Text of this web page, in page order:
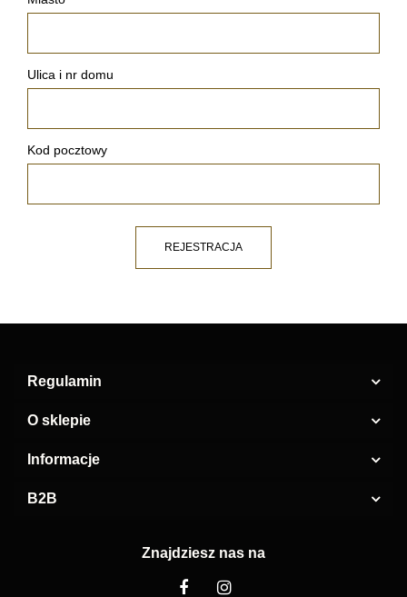
Ulica i nr domu
Kod pocztowy
REJESTRACJA
Regulamin
O sklepie
Informacje
B2B
Znajdziesz nas na